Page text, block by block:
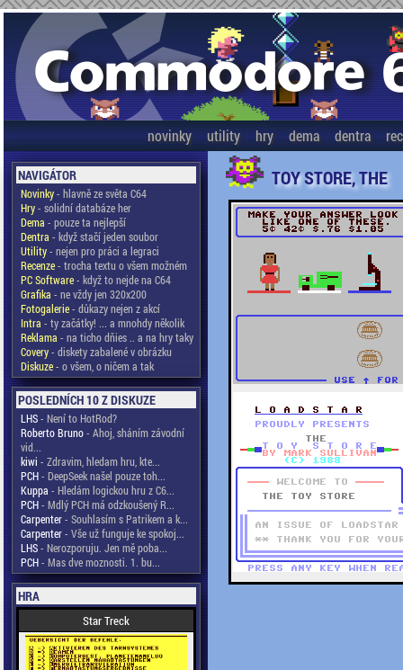
novinky utility hry dema dentra
NAVIGÁTOR
Novinky- hlavně ze světa C64
Hry- solidní databáze her
Dema - pouze ta nejlepší
Dentra - když stačí jeden soubor
Utility- nejen pro práci a legraci
Recenze- trocha textu o všem možném
PC Software- když to nejde na C64
Grafika - ne vždy jen 320x200
Fotogalerie- důkazy nejen z akcí
Intra - ty začátky! ... a mnohdy několik
Reklama - na ticho dňies .. a na hry taky
Covery- diskety zabalené v obrázku
Diskuze- o všem, o ničem a tak
POSLEDNÍCH 10 Z DISKUZE
LHS- Není to HotRod?
Roberto Bruno- Ahoj, sháním závodní
vid...
kiwi - Zdravim, hledam hru, kte...
PCH- DeepSeek našel pouze toh...
Kuppa - Hledám logickou hru z C6...
PCH- Mdlý PCH má odzkoušený R...
Carpenter- Souhlasím s Patrikem a k...
Carpenter- Vše už funguje ke spokoj...
LHS- Nerozporuju. Jen mě poba...
PCH- Mas dve moznosti. 1. bu...
HRA
Star Treck
TOY STORE, THE